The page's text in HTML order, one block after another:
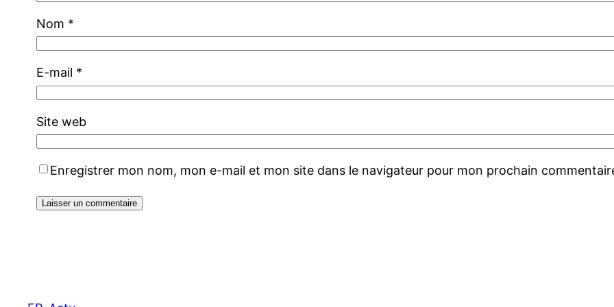
Nom *
E-mail *
Site web
Enregistrer mon nom, mon e-mail et mon site dans le navigateur pour mon prochain